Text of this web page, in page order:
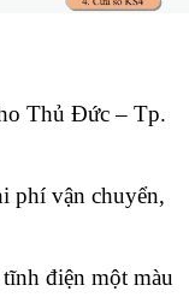
Thủ Đức – Tp.
phí vận chuyển,
điện một màu